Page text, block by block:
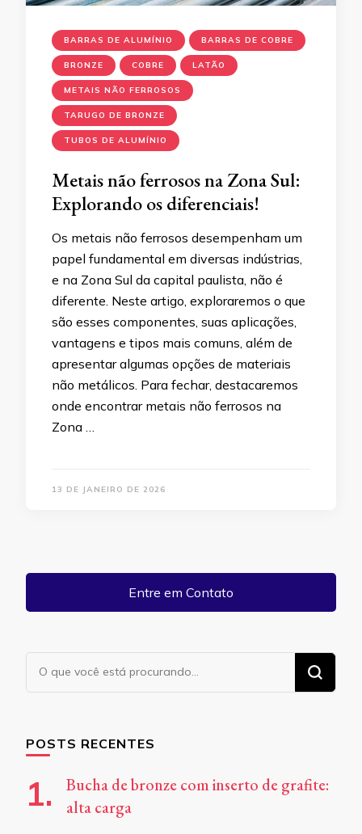
BARRAS DE ALUMÍNIO BARRAS DE COBRE
BRONZE COBRE LATÃO
METAIS NÃO FERROSOS
TARUGO DE BRONZE
TUBOS DE ALUMÍNIO
Metais não ferrosos na Zona Sul:
Explorando os diferenciais!
Os metais não ferrosos desempenham um
papel fundamental em diversas indústrias,
e na Zona Sul da capital paulista, não é
diferente. Neste artigo, exploraremos o que
são esses componentes, suas aplicações,
vantagens e tipos mais comuns, além de
apresentar algumas opções de materiais
não metálicos. Para fechar, destacaremos
onde encontrar metais não ferrosos na
Zona …
13 DE JANEIRO DE 2026
Entre em Contato
Procurando
POSTS RECENTES
Bucha de bronze com inserto de grafite:
alta carga